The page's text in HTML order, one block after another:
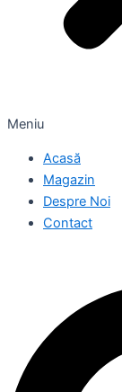
Meniu
Acasă
Magazin
Despre Noi
Contact